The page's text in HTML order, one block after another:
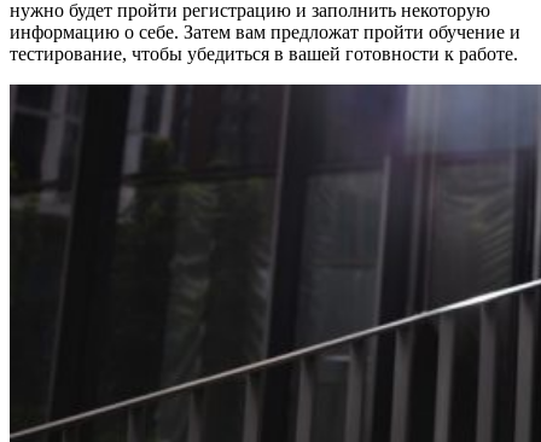
нужно будет пройти регистрацию и заполнить некоторую
информацию о себе. Затем вам предложат пройти обучение и
тестирование, чтобы убедиться в вашей готовности к работе.